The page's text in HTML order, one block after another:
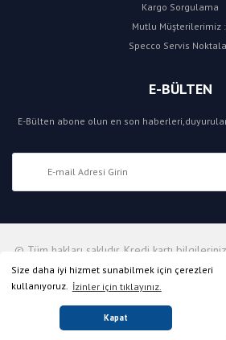
Size daha iyi hizmet sunabilmek için çerezleri
kullanıyoruz. İzinler için tıklayınız.
Kapat
Kargo Sorgulama
Mutlu Müşterilerimiz
Specco Servis
E-BÜLTEN
E-Bülten abone olun en son
© Tüm hakları saklıdır. Kredi kartı
korunmaktadır.